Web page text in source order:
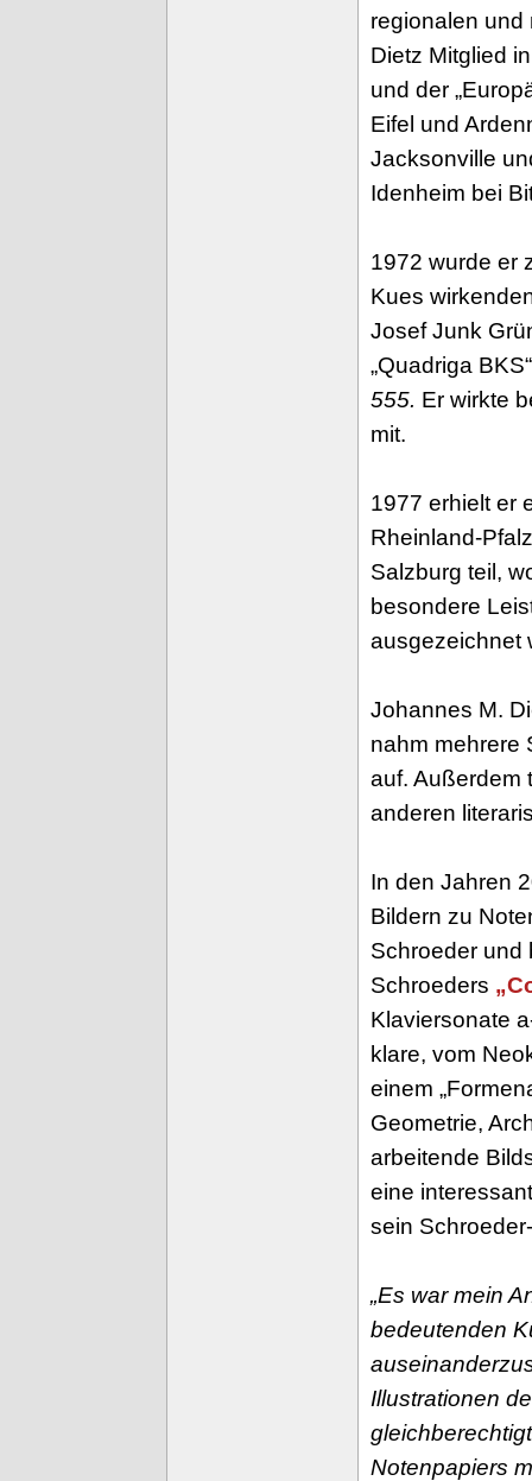
regionalen und
Dietz Mitglied
und der
Eifel und
Jacksonville
Idenheim bei
1972 wurde er
Kues
Josef Junk
„Quadriga
555. Er wirkte
mit.
1977 erhielt er
Rheinland-
Salzburg teil,
besondere
ausgezeichnet
Johannes M.
nahm mehrere
auf. Außerdem
anderen
In den Jahren
Bildern zu
Schroeder und
Schroeders
Klaviersonate
klare, vom
einem
Geometrie,
arbeitende
eine
sein
„Es war mein
bedeutenden
Illustrationen
Notenpapiers